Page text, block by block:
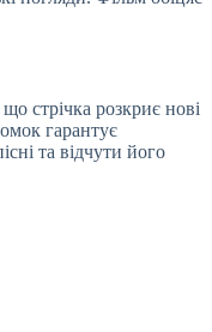
стрічка розкриє нові
гарантує
та відчути його